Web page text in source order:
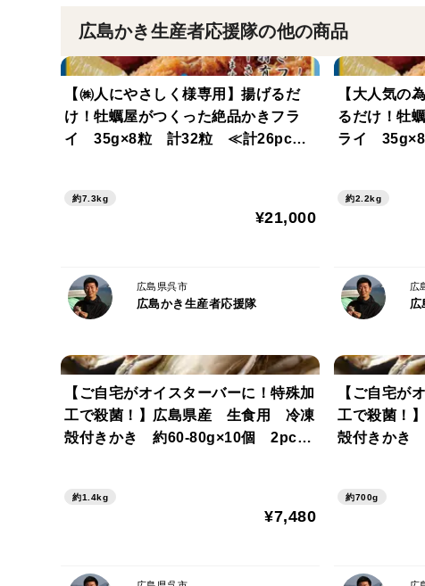
広島かき生産者応援隊の他の商品
【㈱人にやさしく様専用】揚げるだ
け！牡蠣屋がつくった絶品かきフラ
イ 35g×8粒 計32粒 ≪計26pc分
約7.3kg
¥21,000
広島県呉市
広島かき生産者応援隊
【大人気の
るだけ！牡
ライ
約2.2kg
広
広
【ご自宅がオイスターバーに！特殊加
工で殺菌！】広島県産 生食用 冷凍
殻付きかき 約60-80g×10個 2pcセ
約1.4kg
¥7,480
【ご自宅が
工で殺菌！
殻付きかき
約700g